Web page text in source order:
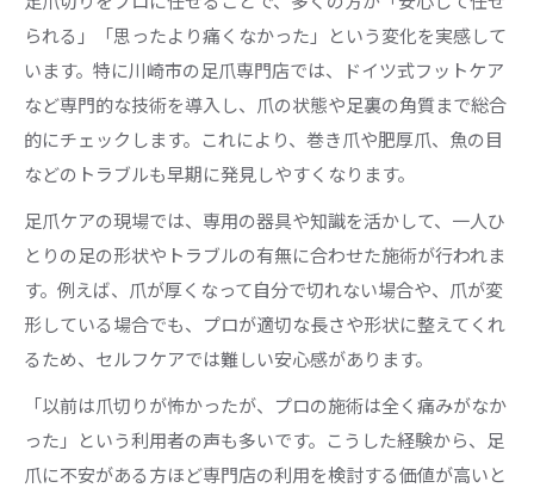
られる」「思ったより痛くなかった」という変化を実感して
います。特に川崎市の足爪専門店では、ドイツ式フットケア
など専門的な技術を導入し、爪の状態や足裏の角質まで総合
的にチェックします。これにより、巻き爪や肥厚爪、魚の目
などのトラブルも早期に発見しやすくなります。
足爪ケアの現場では、専用の器具や知識を活かして、一人ひ
とりの足の形状やトラブルの有無に合わせた施術が行われま
す。例えば、爪が厚くなって自分で切れない場合や、爪が変
形している場合でも、プロが適切な長さや形状に整えてくれ
るため、セルフケアでは難しい安心感があります。
「以前は爪切りが怖かったが、プロの施術は全く痛みがなか
った」という利用者の声も多いです。こうした経験から、足
爪に不安がある方ほど専門店の利用を検討する価値が高いと